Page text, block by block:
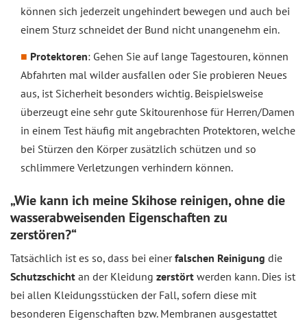
können sich jederzeit ungehindert bewegen und auch bei
einem Sturz schneidet der Bund nicht unangenehm ein.
Protektoren: Gehen Sie auf lange Tagestouren, können
Abfahrten mal wilder ausfallen oder Sie probieren Neues
aus, ist Sicherheit besonders wichtig. Beispielsweise
überzeugt eine sehr gute Skitourenhose für Herren/Damen
in einem Test häufig mit angebrachten Protektoren, welche
bei Stürzen den Körper zusätzlich schützen und so
schlimmere Verletzungen verhindern können.
„Wie kann ich meine Skihose reinigen, ohne die
wasserabweisenden Eigenschaften zu
zerstören?“
Tatsächlich ist es so, dass bei einerfalschen Reinigung die
Schutzschicht an der Kleidung zerstört werden kann. Dies ist
bei allen Kleidungsstücken der Fall, sofern diese mit
besonderen Eigenschaften bzw. Membranen ausgestattet